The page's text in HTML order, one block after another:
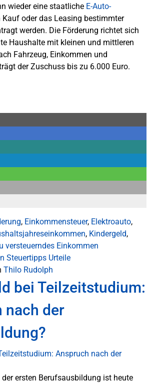
wieder eine staatliche E-Auto-
Kauf oder das Leasing bestimmter
werden. Die Förderung richtet sich
Haushalte mit kleinen und mittleren
Fahrzeug, Einkommen und
der Zuschuss bis zu 6.000 Euro.
, Einkommensteuer, Elektroauto,
, Kindergeld,
versteuerndes Einkommen
Steuertipps Urteile
Thilo Rudolph
bei Teilzeitstudium:
nach der
ersten Berufsausbildung ist heute